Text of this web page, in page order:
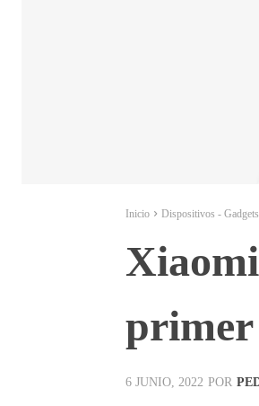
Inicio Dispositivos - Gadgets
primer
6 JUNIO, 2022 POR